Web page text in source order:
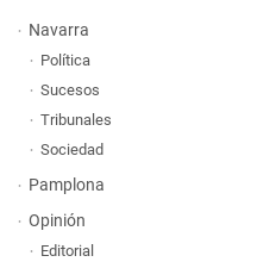
Navarra
Política
Sucesos
Tribunales
Sociedad
Pamplona
Opinión
Editorial